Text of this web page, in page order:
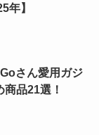
年】
さん愛用ガジ
商品21選！